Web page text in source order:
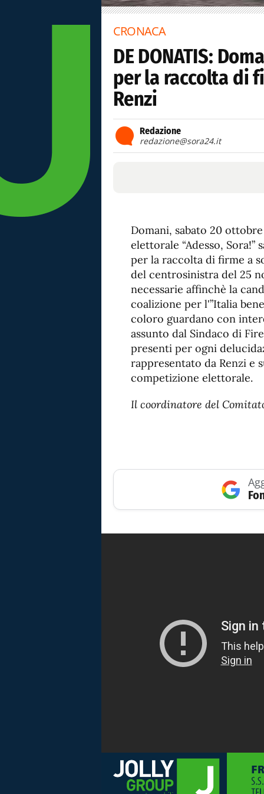
CRONACA
DE DONATIS:
per la raccolta di
Renzi
Redazione
redazione@sora24.it
Domani, sabato 20
elettorale “Adesso, Sora!”
per la raccolta di firme a
del centrosinistra del 25
necessarie affinchè la
coalizione per l'”Italia
coloro guardano con
assunto dal Sindaco di
presenti per ogni
rappresentato da Renzi e
competizione elettorale.
Il coordinatore del